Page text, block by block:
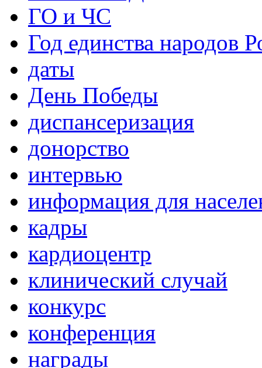
ГО и ЧС
Год единства народов
даты
День Победы
диспансеризация
донорство
интервью
информация для
кадры
кардиоцентр
клинический случай
конкурс
конференция
награды